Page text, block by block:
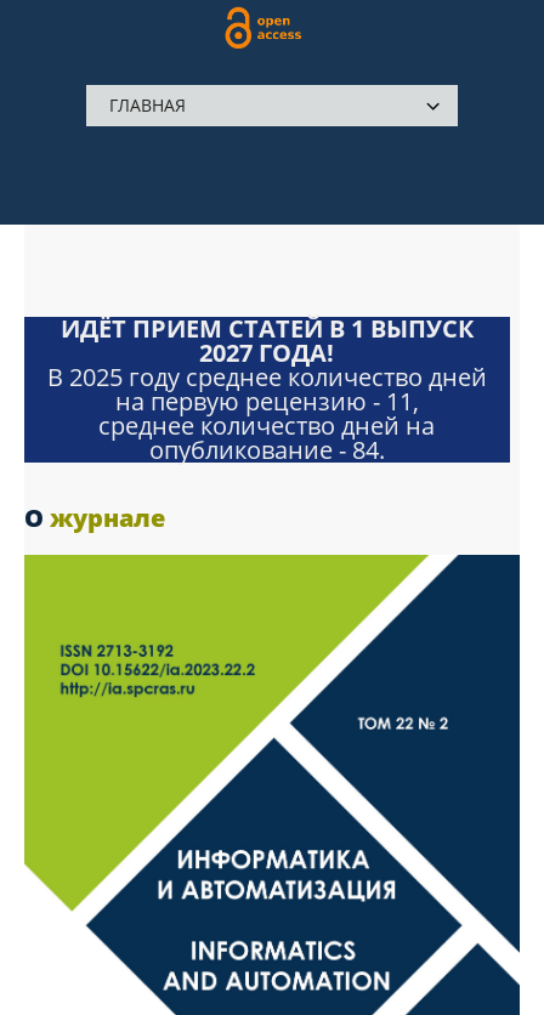
ИДЁТ ПРИЕМ СТАТЕЙ В 1 ВЫПУСК
2027 ГОДА!
В 2025 году среднее количество дней
на первую рецензию - 11,
среднее количество дней на
опубликование - 84.
О журнале